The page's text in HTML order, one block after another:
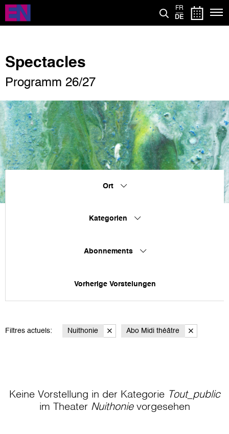
Direkt
zum
Inhalt
FR
DE
Spectacles
Programm 26/27
Ort
Kategorien
Abonnements
Vorherige Vorstelungen
Filtres actuels: Nuithonie Abo Midi théâtre
Keine Vorstellung in der Kategorie Tout_public
im Theater Nuithonievorgesehen